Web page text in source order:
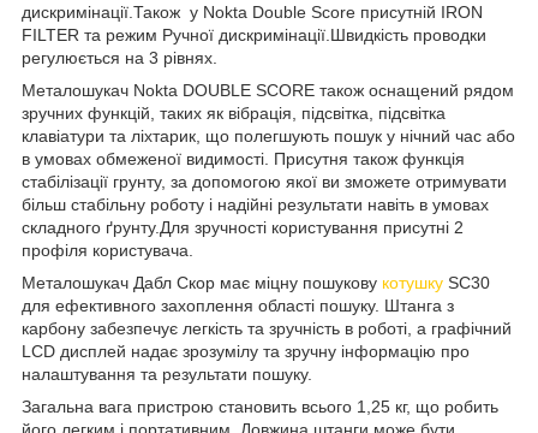
дискримінації.Також у Nokta Double Score присутній IRON
FILTER та режим Ручної дискримінації.Швидкість проводки
регулюється на 3 рівнях.
Металошукач Nokta DOUBLE SCORE також оснащений рядом
зручних функцій, таких як вібрація, підсвітка, підсвітка
клавіатури та ліхтарик, що полегшують пошук у нічний час або
в умовах обмеженої видимості. Присутня також функція
стабілізації грунту, за допомогою якої ви зможете отримувати
більш стабільну роботу і надійні результати навіть в умовах
складного ґрунту.Для зручності користування присутні 2
профіля користувача.
Металошукач Дабл Скор має міцну пошукову котушку SC30
для ефективного захоплення області пошуку. Штанга з
карбону забезпечує легкість та зручність в роботі, а графічний
LCD дисплей надає зрозумілу та зручну інформацію про
налаштування та результати пошуку.
Загальна вага пристрою становить всього 1,25 кг, що робить
його легким і портативним. Довжина штанги може бути